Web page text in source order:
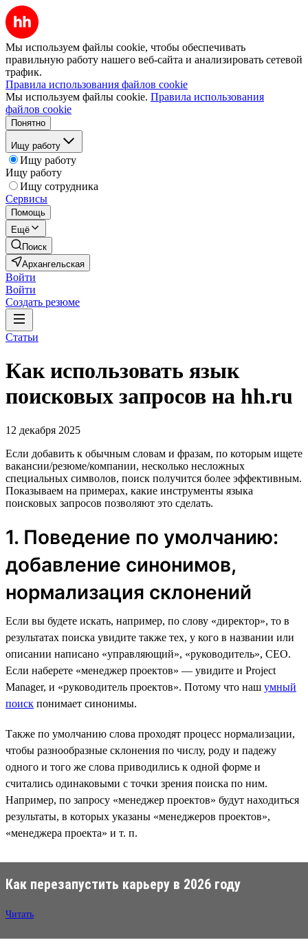
Мы используем файлы cookie, чтобы обеспечивать
правильную работу нашего веб-сайта и анализировать сетевой
трафик.
Правила использования файлов cookie
Мы используем файлы cookie. Правила использования
файлов cookie
Понятно
Ищу работу
Ищу работу
Ищу работу
Ищу сотрудника
Сервисы
Помощь
Ещё
Поиск
Архангельская
Войти
Войти
Создать резюме
Статьи
Как использовать язык
поисковых запросов на hh.ru
12 декабря 2025
Если добавить к обычным словам и фразам, по которым ищете
вакансии/резюме/компании, несколько несложных
специальных символов, поиск получится более эффективным.
Показываем на примерах, какие инструменты языка
поисковых запросов позволяют это сделать.
1. Поведение по умолчанию:
добавление синонимов,
нормализация склонений
Если вы будете искать, например, по слову «директор», то в
результатах поиска увидите также тех, у кого в названии или
описании написано «управляющий», «руководитель», CEO.
Если наберете «менеджер проектов» — увидите и Project
Manager, и «руководитель проектов». Потому что наш умный
поиск понимает синонимы.
Также по умолчанию слова проходят процесс нормализации,
чтобы разнообразные склонения по числу, роду и падежу
одного и того же слова приводились к одной форме и
считались одинаковыми с точки зрения поиска по ним.
Например, по запросу «менеджер проектов» будут находиться
результаты, в которых указаны «менеджеров проектов»,
«менеджера проекта» и т. п.
Как перезапустить карьеру в 2026 году
Читать